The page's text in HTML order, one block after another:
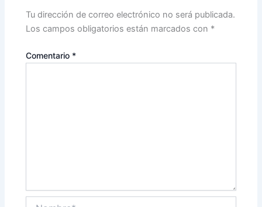
Tu dirección de correo electrónico no será publicada.
Los campos obligatorios están marcados con *
Comentario *